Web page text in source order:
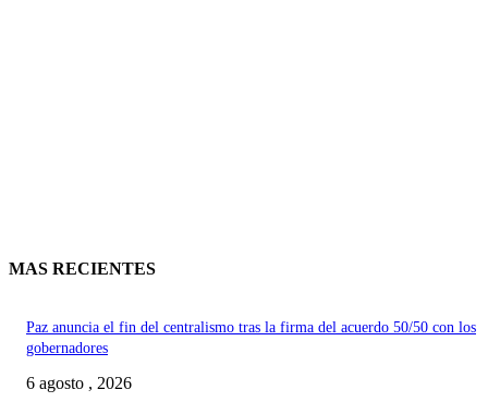
MAS RECIENTES
Paz anuncia el fin del centralismo tras la firma del acuerdo 50/50 con los
gobernadores
6 agosto , 2026